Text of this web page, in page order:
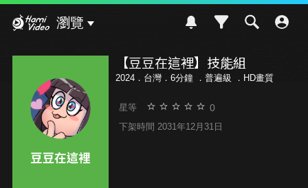
瀏覽
【豆豆在這裡】技能組
2024．台灣．6分鐘 ． 普遍級 ．HD畫質
星等 0
下架時間 2031年12月31日